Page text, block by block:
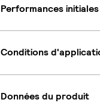
Performances
Conditions
Données du produit